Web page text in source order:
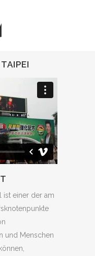
ist einer der am
und Menschen